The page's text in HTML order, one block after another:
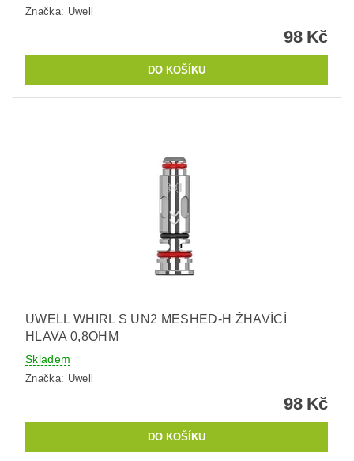
Značka: Uwell
98 Kč
UWELL WHIRL S UN2 MESHED-H ŽHAVÍCÍ
HLAVA 0,8OHM
Skladem
Značka: Uwell
98 Kč